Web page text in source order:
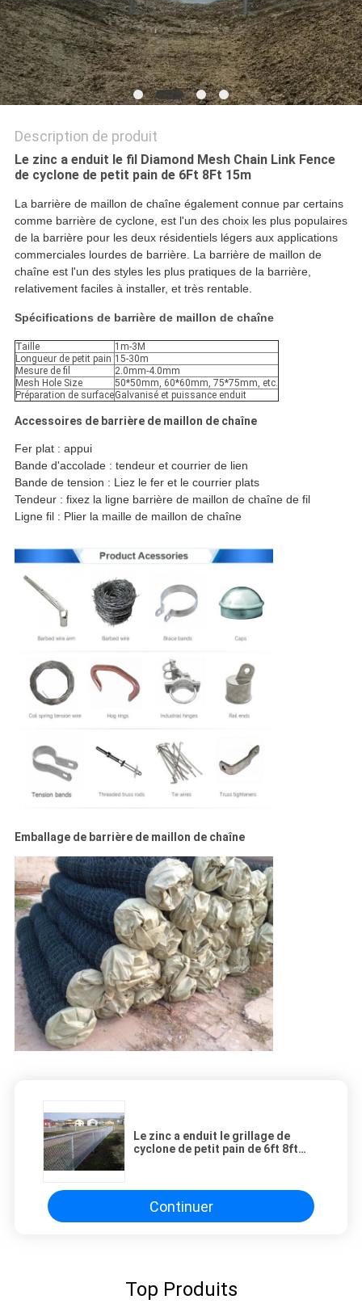
Description de produit
Le zinc a enduit le fil Diamond Mesh Chain Link Fence
de cyclone de petit pain de 6Ft 8Ft 15m
La barrière de maillon de chaîne également connue par certains
comme barrière de cyclone, est l'un des choix les plus populaires
de la barrière pour les deux résidentiels légers aux applications
commerciales lourdes de barrière. La barrière de maillon de
chaîne est l'un des styles les plus pratiques de la barrière,
relativement faciles à installer, et très rentable.
Spécifications de barrière de maillon de chaîne
Taille
1m-3M
Longueur de petit pain 15-30m
Mesure de fil
2.0mm-4.0mm
Mesh Hole Size
50*50mm, 60*60mm, 75*75mm, etc.
Préparation de surfaceGalvanisé et puissance enduit
Accessoires de barrière de maillon de chaîne
Fer plat : appui
Bande d'accolade : tendeur et courrier de lien
Bande de tension : Liez le fer et le courrier plats
Tendeur : fixez la ligne barrière de maillon de chaîne de fil
Ligne fil : Plier la maille de maillon de chaîne
Emballage de barrière de maillon de chaîne
Le zinc a enduit le grillage de
cyclone de petit pain de 6ft 8ft
Continuer
Top Produits